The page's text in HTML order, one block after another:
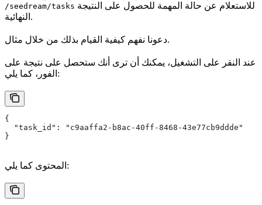
/seedream/tasks
النهائية.
دعونا نفهم كيفية القيام بذلك من خلال مثال.
عند النقر على التشغيل، يمكنك أن ترى أنك ستحصل على نتيجة على
الفور، كما يلي:
{
  "task_id": "c9aaffa2-b8ac-40ff-8468-43e77cb9ddde"
}
المحتوى كما يلي: